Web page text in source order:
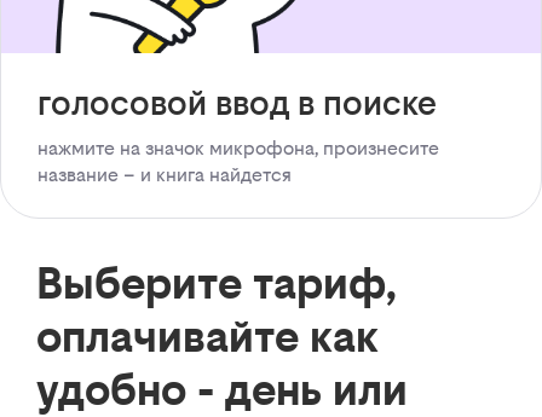
голосовой ввод в поиске
нажмите на значок микрофона, произнесите
название – и книга найдется
Выберите тариф,
оплачивайте как
удобно - день или